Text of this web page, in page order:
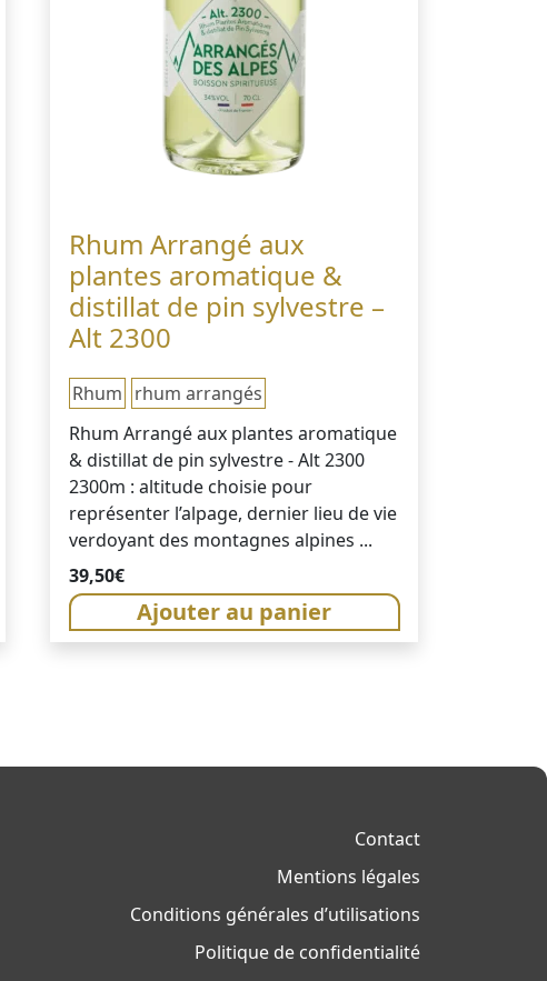
Rhum Arrangé aux
plantes aromatique &
distillat de pin sylvestre –
Alt 2300
Rhum rhum arrangés
Rhum Arrangé aux plantes aromatique
& distillat de pin sylvestre - Alt 2300
2300m : altitude choisie pour
représenter l’alpage, dernier lieu de vie
verdoyant des montagnes alpines ...
39,50€
Ajouter au panier
Contact
Mentions légales
Conditions générales d’utilisations
Politique de confidentialité